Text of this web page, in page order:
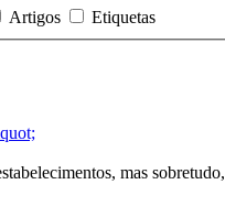
Artigos
Etiquetas
mas sobretudo